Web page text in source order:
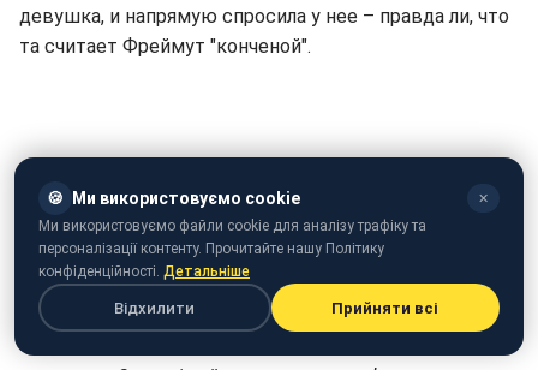
девушка, и напрямую спросила у нее – правда ли, что
та считает Фреймут "конченой".
🍪 Ми використовуємо cookie ✕
Ми використовуємо файли cookie для аналізу трафіку та
персоналізації контенту. Прочитайте нашу Політику
конфіденційності. Детальніше
Відхилити Прийняти всі